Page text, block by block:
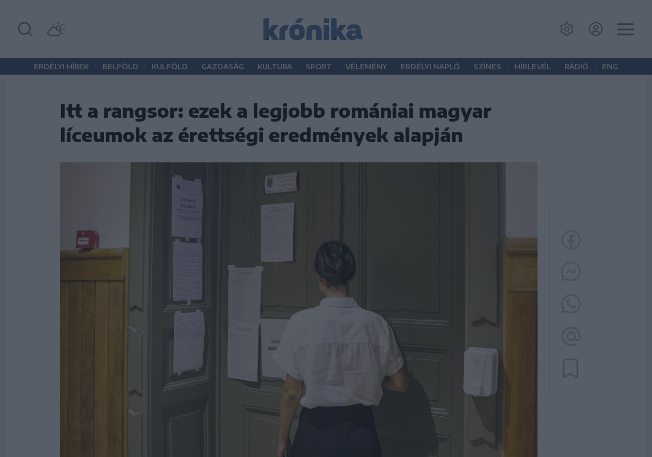
ERDÉLYI HÍREK BELFÖLD KÜLFÖLD GAZDASÁG KULTÚRA SPORT VÉLEMÉNY ERDÉLYI NAPLÓ SZÍNES HÍRLEVÉL RÁDIÓ ENG
Itt a rangsor: ezek a legjobb romániai magyar
líceumok az érettségi eredmények alapján